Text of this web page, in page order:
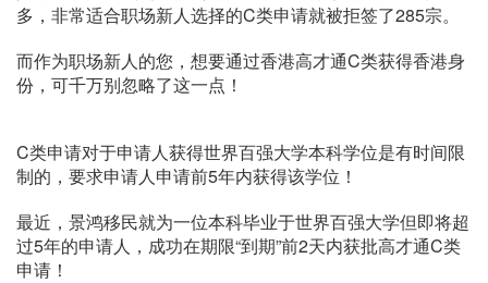
多，非常适合职场新人选择的C类申请就被拒签了285宗。
而作为职场新人的您，想要通过香港高才通C类获得香港身
份，可千万别忽略了这一点！
C类申请对于申请人获得世界百强大学本科学位是有时间限
制的，要求申请人申请前5年内获得该学位！
最近，景鸿移民就为一位本科毕业于世界百强大学但即将超
过5年的申请人，成功在期限“到期”前2天内获批高才通C类
申请！